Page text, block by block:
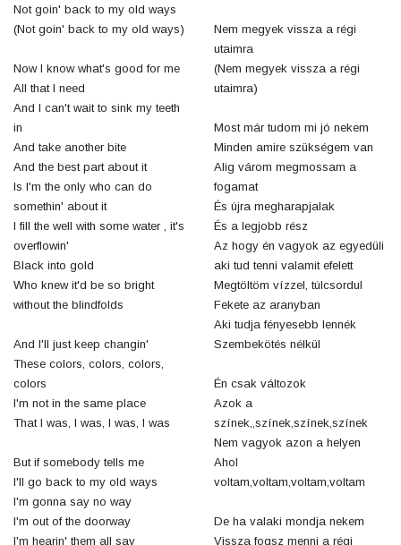
Not goin' back to my old ways
(Not goin' back to my old ways)
Now I know what's good for me
All that I need
And I can't wait to sink my teeth
in
And take another bite
And the best part about it
Is I'm the only who can do
somethin' about it
I fill the well with some water , it's
overflowin'
Black into gold
Who knew it'd be so bright
without the blindfolds
And I'll just keep changin'
These colors, colors, colors,
colors
I'm not in the same place
That I was, I was, I was, I was
But if somebody tells me
I'll go back to my old ways
I'm gonna say no way
I'm out of the doorway
I'm hearin' them all say
Nem megyek vissza a régi
utaimra
(Nem megyek vissza a régi
utaimra)
Most már tudom mi jó nekem
Minden amire szükségem van
Alig várom megmossam a
fogamat
És újra megharapjalak
És a legjobb rész
Az hogy én vagyok az egyedüli
aki tud tenni valamit efelett
Megtöltöm vízzel, túlcsordul
Fekete az aranyban
Aki tudja fényesebb lennék
Szembekötés nélkül
Én csak változok
Azok a
színek,,színek,színek,színek
Nem vagyok azon a helyen
Ahol
voltam,voltam,voltam,voltam
De ha valaki mondja nekem
Vissza fogsz menni a régi